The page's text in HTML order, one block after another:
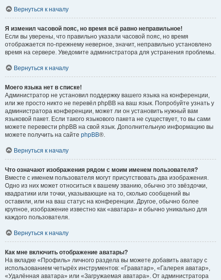
Вернуться к началу
Я изменил часовой пояс, но время всё равно неправильное!
Если вы уверены, что правильно указали часовой пояс, но время
отображается по-прежнему неверное, значит, неправильно установлено
время на сервере. Уведомите администратора для устранения проблемы.
Вернуться к началу
Моего языка нет в списке!
Администратор не установил поддержку вашего языка на конференции,
или же просто никто не перевёл phpBB на ваш язык. Попробуйте узнать у
администратора конференции, может ли он установить нужный вам
языковой пакет. Если такого языкового пакета не существует, то вы сами
можете перевести phpBB на свой язык. Дополнительную информацию вы
можете получить на сайте phpBB®.
Вернуться к началу
Что означают изображения рядом с моим именем пользователя?
Вместе с именем пользователя могут присутствовать два изображения.
Одно из них может относиться к вашему званию, обычно это звёздочки,
квадратики или точки, указывающие на то, сколько сообщений вы
оставили, или на ваш статус на конференции. Другое, обычно более
крупное, изображение известно как «аватара» и обычно уникально для
каждого пользователя.
Вернуться к началу
Как мне включить отображение аватары?
На вкладке «Профиль» личного раздела вы можете добавить аватару с
использованием четырёх инструментов: «Граватар», «Галерея аватар»,
«Удалённая аватара» или «Загружаемая аватара». От администратора